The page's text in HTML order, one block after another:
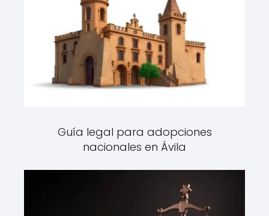
Guía legal para adopciones
nacionales en Ávila